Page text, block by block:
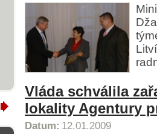
Vláda schválila
lokality Agentury
Datum: 12.01.2009